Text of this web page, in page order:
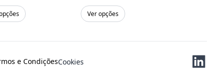
Ver opções
e CondiçõesCookies